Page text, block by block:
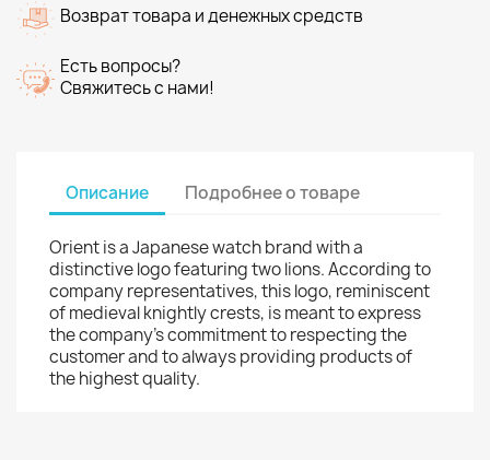
Возврат товара и денежных средств
Есть вопросы?
Свяжитесь с нами!
Описание Подробнее о товаре
Orient is a Japanese watch brand with a
distinctive logo featuring two lions. According to
company representatives, this logo, reminiscent
of medieval knightly crests, is meant to express
the company's commitment to respecting the
customer and to always providing products of
the highest quality.